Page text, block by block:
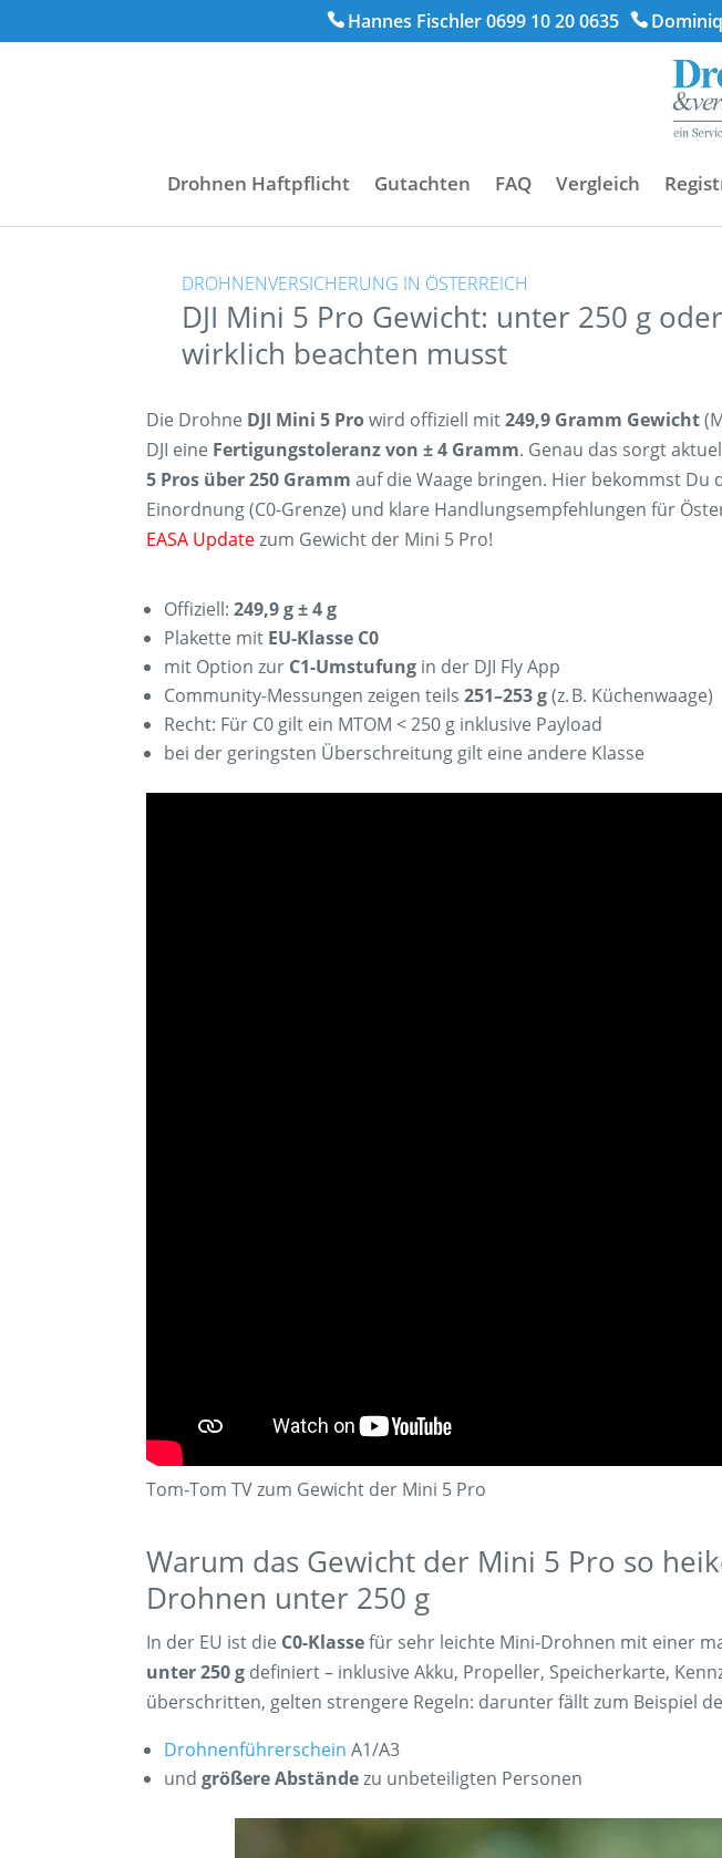
Hannes Fischler 0699 10 20 0635
Drohnen Haftpflicht Gutachten FAQ Vergleich
DROHNENVERSICHERUNG IN ÖSTERREICH
DJI Mini 5 Pro Gewicht: unter 250 g
wirklich beachten musst
Die Drohne DJI Mini 5 Prowird offiziell mit249,9 Gramm Gewicht
DJI eine Fertigungstoleranz von ± 4 Gramm. Genau das sorgt
5 Pros über 250 Gramm auf die Waage bringen. Hier bekommst Du
Einordnung (C0-Grenze) und klare Handlungsempfehlungen für
EASA Updatezum Gewicht der Mini 5 Pro!
Offiziell: 249,9 g ± 4 g
Plakette mit EU-Klasse C0
mit Option zur C1-Umstufung in der DJI Fly App
Community-Messungen zeigen teils 251–253 g(z. B. Küchenwaage)
Recht: Für C0 gilt ein MTOM < 250 g inklusive Payload
bei der geringsten Überschreitung gilt eine andere Klasse
Tom-Tom TV zum Gewicht der Mini 5 Pro
Warum das Gewicht der Mini 5 Pro so
Drohnen unter 250 g
In der EU ist die C0-Klassefür sehr leichte Mini-Drohnen mit einer
unter 250 g definiert – inklusive Akku, Propeller, Speicherkarte,
überschritten, gelten strengere Regeln: darunter fällt zum Beispiel
Drohnenführerschein A1/A3
und größere Abständezu unbeteiligten Personen